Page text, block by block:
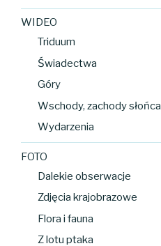
WIDEO
Triduum
Świadectwa
Góry
Wschody, zachody słońca
Wydarzenia
FOTO
Dalekie obserwacje
Zdjęcia krajobrazowe
Flora i fauna
Z lotu ptaka